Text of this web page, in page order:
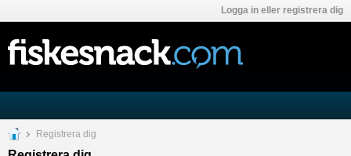
Logga in eller registrera dig
Registrera dig